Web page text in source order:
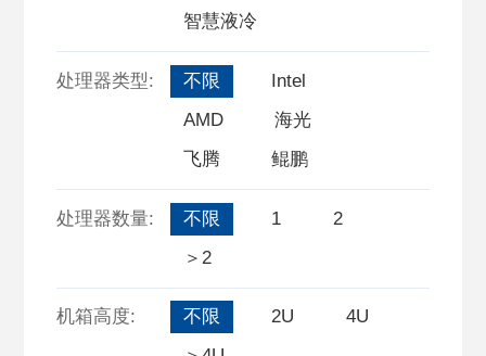
智慧液冷
处理器类型: 不限
Intel
AMD
海光
飞腾
鲲鹏
处理器数量: 不限 1
2
＞2
机箱高度: 不限 2U
4U